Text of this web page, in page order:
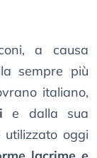
a causa
sempre più
italiano,
e dalla sua
utilizzato oggi